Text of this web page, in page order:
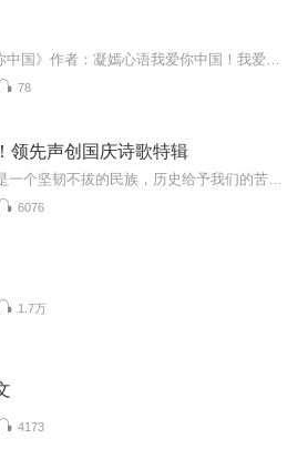
78
领先声创国庆诗歌特辑
6076
1.7万
4173